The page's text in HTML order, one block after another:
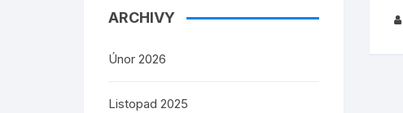
ARCHIVY
Únor 2026
Listopad 2025